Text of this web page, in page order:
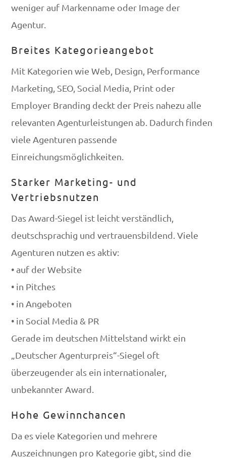
weniger auf Markenname oder Image der
Agentur.
Breites Kategorieangebot
Mit Kategorien wie Web, Design, Performance
Marketing, SEO, Social Media, Print oder
Employer Branding deckt der Preis nahezu alle
relevanten Agenturleistungen ab. Dadurch finden
viele Agenturen passende
Einreichungsmöglichkeiten.
Starker Marketing- und
Vertriebsnutzen
Das Award-Siegel ist leicht verständlich,
deutschsprachig und vertrauensbildend. Viele
Agenturen nutzen es aktiv:
• auf der Website
• in Pitches
• in Angeboten
• in Social Media & PR
Gerade im deutschen Mittelstand wirkt ein
„Deutscher Agenturpreis“-Siegel oft
überzeugender als ein internationaler,
unbekannter Award.
Hohe Gewinnchancen
Da es viele Kategorien und mehrere
Auszeichnungen pro Kategorie gibt, sind die